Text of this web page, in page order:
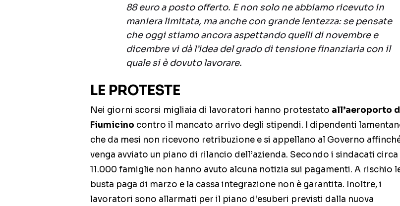
88 euro a posto offerto. E non solo ne abbiamo ricevuto in
maniera limitata, ma anche con grande lentezza: se pensate
che oggi stiamo ancora aspettando quelli di novembre e
dicembre vi dà l’idea del grado di tensione finanziaria con il
quale si è dovuto lavorare.
LE PROTESTE
Nei giorni scorsi migliaia di lavoratori hanno protestato all’aeroporto
Fiumicino contro il mancato arrivo degli stipendi. I dipendenti
che da mesi non ricevono retribuzione e si appellano al Governo
venga avviato un piano di rilancio dell’azienda. Secondo i sindacati circa
11.000 famiglie non hanno avuto alcuna notizia sui pagamenti. A rischio
busta paga di marzo e la cassa integrazione non è garantita. Inoltre, i
lavoratori sono allarmati per il piano d’esuberi previsti dalla nuova